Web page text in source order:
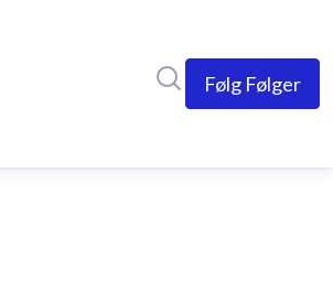
Følg Følger